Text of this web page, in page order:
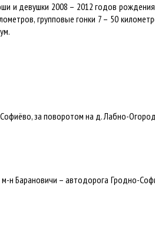
и девушки 2008 – 2012 годов
групповые гонки 7 – 50
за поворотом на д. Лабно-
н Барановичи – автодорога Гродно-